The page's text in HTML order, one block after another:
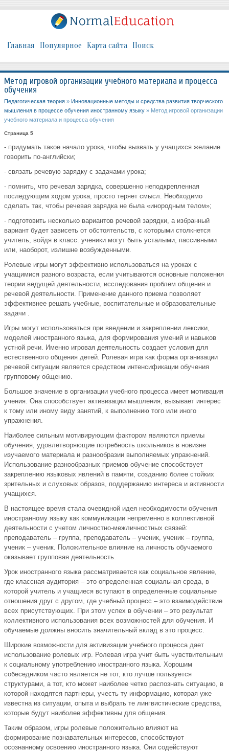
Главная Популярное Карта сайта Поиск
Метод игровой организации учебного материала и процесса
обучения
Педагогическая теория » Инновационные методы и средства развития творческого
мышления в процессе обучения иностранному языку » Метод игровой организации
учебного материала и процесса обучения
Страница 5
- придумать такое начало урока, чтобы вызвать у учащихся желание
говорить по-английски;
- связать речевую зарядку с задачами урока;
- помнить, что речевая зарядка, совершенно неподкрепленная
последующим ходом урока, просто теряет смысл. Необходимо
сделать так, чтобы речевая зарядка не была «инородным телом»;
- подготовить несколько вариантов речевой зарядки, а избранный
вариант будет зависеть от обстоятельств, с которыми столкнется
учитель, войдя в класс: ученики могут быть усталыми, пассивными
или, наоборот, излишне возбужденными.
Ролевые игры могут эффективно использоваться на уроках с
учащимися разного возраста, если учитываются основные положения
теории ведущей деятельности, исследования проблем общения и
речевой деятельности. Применение данного приема позволяет
эффективнее решать учебные, воспитательные и образовательные
задачи .
Игры могут использоваться при введении и закреплении лексики,
моделей иностранного языка, для формирования умений и навыков
устной речи. Именно игровая деятельность создает условия для
естественного общения детей. Ролевая игра как форма организации
речевой ситуации является средством интенсификации обучения
групповому общению.
Большое значение в организации учебного процесса имеет мотивация
учения. Она способствует активизации мышления, вызывает интерес
к тому или иному виду занятий, к выполнению того или иного
упражнения.
Наиболее сильным мотивирующим фактором являются приемы
обучения, удовлетворяющие потребность школьников в новизне
изучаемого материала и разнообразии выполняемых упражнений.
Использование разнообразных приемов обучение способствует
закреплению языковых явлений в памяти, созданию более стойких
зрительных и слуховых образов, поддержанию интереса и активности
учащихся.
В настоящее время стала очевидной идея необходимости обучения
иностранному языку как коммуникации непременно в коллективной
деятельности с учетом личностно-межличностных связей:
преподаватель – группа, преподаватель – ученик, ученик – группа,
ученик – ученик. Положительное влияние на личность обучаемого
оказывает групповая деятельность.
Урок иностранного языка рассматривается как социальное явление,
где классная аудитория – это определенная социальная среда, в
которой учитель и учащиеся вступают в определенные социальные
отношения друг с другом, где учебный процесс – это взаимодействие
всех присутствующих. При этом успех в обучении – это результат
коллективного использования всех возможностей для обучения. И
обучаемые должны вносить значительный вклад в это процесс.
Широкие возможности для активизации учебного процесса дает
использование ролевых игр. Ролевая игра учит быть чувствительным
к социальному употреблению иностранного языка. Хорошим
собеседником часто является не тот, кто лучше пользуется
структурами, а тот, кто может наиболее четко распознать ситуацию, в
которой находятся партнеры, учесть ту информацию, которая уже
известна из ситуации, опыта и выбрать те лингвистические средства,
которые будут наиболее эффективны для общения.
Таким образом, игры ролевые положительно влияют на
формирование познавательных интересов, способствуют
осознанному освоению иностранного языка. Они содействуют